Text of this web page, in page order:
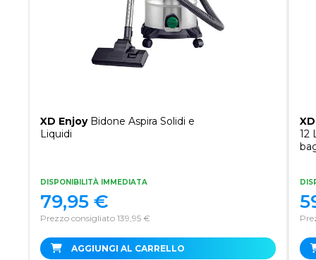
XD EnjoyBidone Aspira Solidi e
Liquidi
DISPONIBILITÀ IMMEDIATA
Prezzo consigliato 139,95 €
79,95 €
AGGIUNGI AL CARRELLO
12